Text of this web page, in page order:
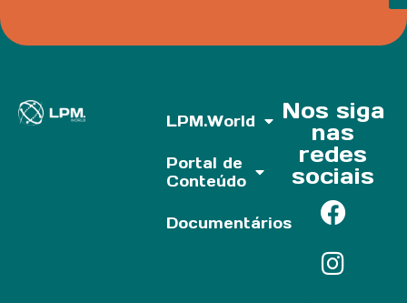
LPM.World
Portal de
Conteúdo
Documentários
Nos siga
nas
redes
sociais